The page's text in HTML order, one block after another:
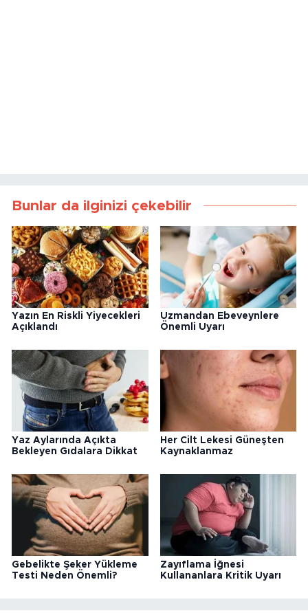
Bunlar da ilginizi çekebilir
Yazın En Riskli Yiyecekleri
Açıklandı
Uzmandan Ebeveynlere
Önemli Uyarı
Yaz Aylarında Açıkta
Bekleyen Gıdalara Dikkat
Her Cilt Lekesi Güneşten
Kaynaklanmaz
Gebelikte Şeker Yükleme
Testi Neden Önemli?
Zayıflama İğnesi
Kullananlara Kritik Uyarı